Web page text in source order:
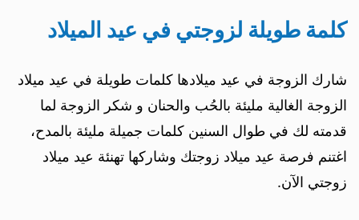
كلمة طويلة لزوجتي في عيد الميلاد
شارك الزوجة في عيد ميلادها كلمات طويلة في عيد ميلاد
الزوجة الغالية مليئة بالحُب والحنان و شكر الزوجة لما
قدمته لك في طوال السنين كلمات جميلة مليئة بالمدح،
اغتنم فرصة عيد ميلاد زوجتك وشاركها تهنئة عيد ميلاد
زوجتي الآن.